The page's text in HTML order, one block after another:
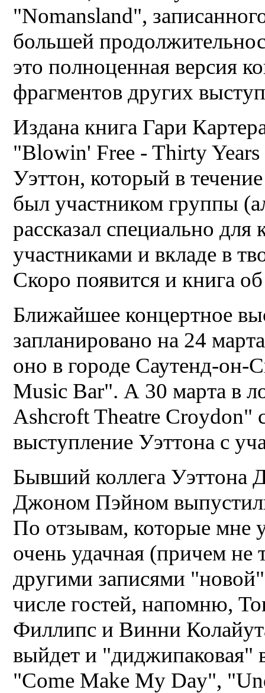
"Nomansland",
большей
это полноценная версия
фрагментов других
Издана книга Гари
"Blowin' Free - Thirty
Уэттон, который в
был участником группы
рассказал специально для
участниками и вкладе в
Скоро появится и книга
Ближайшее концертное
запланировано на 24
оно в городе Саутенд-он-
Music Bar". А 30 марта в
Ashcroft Theatre Croydon"
выступление Уэттона с
Бывший коллега Уэттона
Джоном Пэйном
По отзывам, которые мне
очень удачная (причем не
другими записями
числе гостей, напомню,
Филлипс и Винни
выйдет и "диджипаковая"
"Come Make My Day",